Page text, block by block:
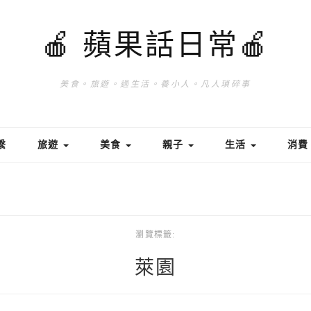
🍎 蘋果話日常🍎
美食。旅遊。過生活。養小人。凡人瑣碎事
旅遊 美食 親子 生活 消費
瀏覽標籤:
萊園